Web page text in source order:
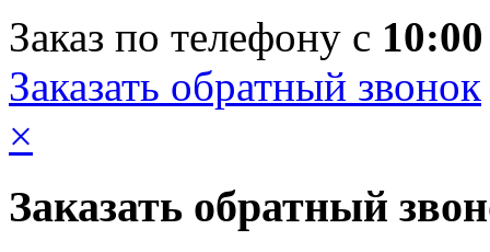
Заказ по телефону с 10:00
Заказать обратный звонок
×
Заказать обратный